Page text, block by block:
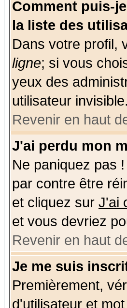
Comment puis-
la liste des
Dans votre profil,
ligne; si vous
yeux des
utilisateur invisible.
Revenir en haut
J'ai perdu mon
Ne paniquez pas
par contre être
et cliquez sur J'ai
et vous devriez
Revenir en haut
Je me suis
Premièrement,
d'utilisateur et